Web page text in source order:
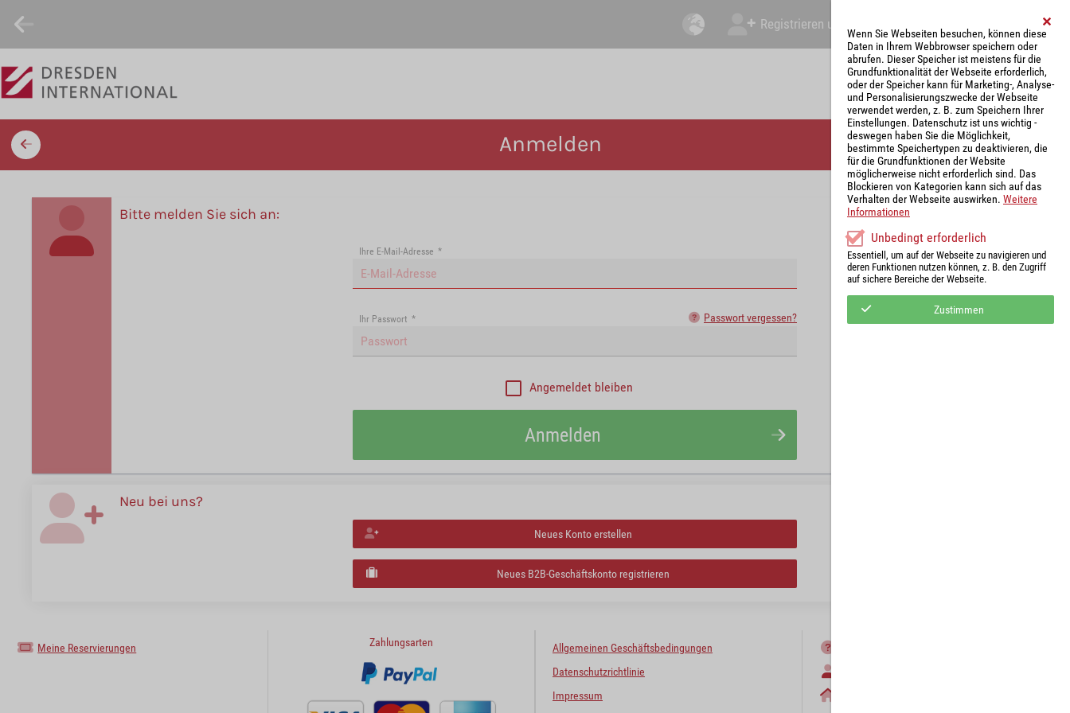
Registrieren und Angebot abgeben Mein Account
Anmelden
Bitte melden Sie sich an:
Ihre E-Mail-Adresse *
Passwort vergessen?
Ihr Passwort *
Angemeldet bleiben
Anmelden
Neu bei uns?
Neues Konto erstellen
Neues B2B-Geschäftskonto registrieren
Meine Reservierungen Zahlungsarten
Allgemeinen Geschäftsbedingungen
Datenschutzrichtlinie
Impressum
Wenn Sie Webseiten besuchen, können diese
Daten in Ihrem Webbrowser speichern oder
abrufen. Dieser Speicher ist meistens für die
Grundfunktionalität der Webseite erforderlich,
oder der Speicher kann für Marketing-, Analyse-
und Personalisierungszwecke der Webseite
verwendet werden, z. B. zum Speichern Ihrer
Einstellungen. Datenschutz ist uns wichtig -
deswegen haben Sie die Möglichkeit,
bestimmte Speichertypen zu deaktivieren, die
für die Grundfunktionen der Website
möglicherweise nicht erforderlich sind. Das
Blockieren von Kategorien kann sich auf das
Verhalten der Webseite auswirken. Weitere
Informationen
Unbedingt erforderlich
Essentiell, um auf der Webseite zu navigieren und
deren Funktionen nutzen können, z. B. den Zugriff
auf sichere Bereiche der Webseite.
Zustimmen